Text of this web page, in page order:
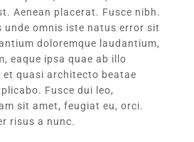
Aenean placerat. Fusce nibh.
unde omnis iste natus error sit
doloremque laudantium,
eaque ipsa quae ab illo
quasi architecto beatae
Fusce dui leo,
sit amet, feugiat eu, orci.
risus a nunc.